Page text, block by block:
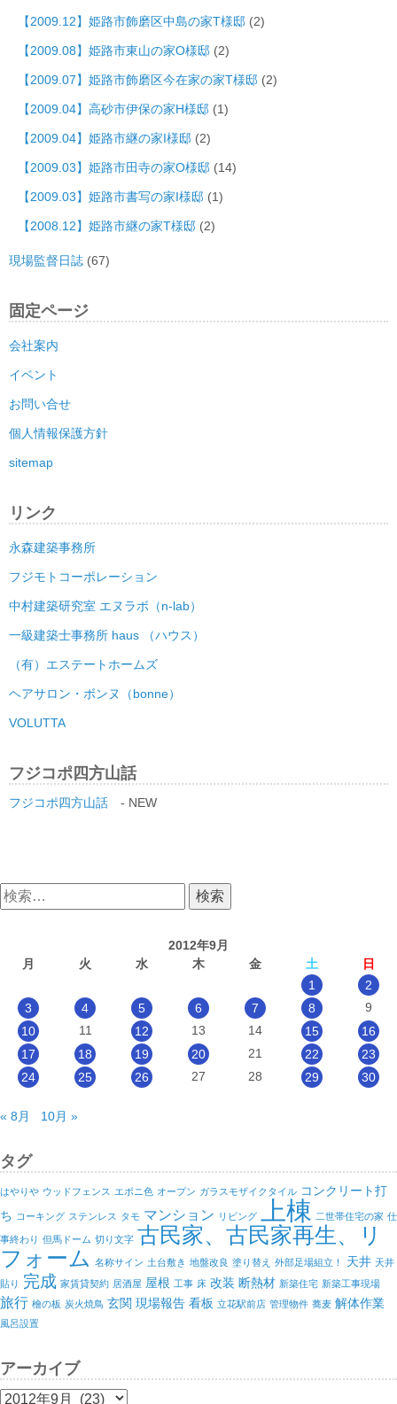
【2009.12】姫路市飾磨区中島の家T様邸 (2)
【2009.08】姫路市東山の家O様邸 (2)
【2009.07】姫路市飾磨区今在家の家T様邸 (2)
【2009.04】高砂市伊保の家H様邸 (1)
【2009.04】姫路市継の家I様邸 (2)
【2009.03】姫路市田寺の家O様邸 (14)
【2009.03】姫路市書写の家I様邸 (1)
【2008.12】姫路市継の家T様邸 (2)
現場監督日誌 (67)
固定ページ
会社案内
イベント
お問い合せ
個人情報保護方針
sitemap
リンク
永森建築事務所
フジモトコーポレーション
中村建築研究室 エヌラボ（n-lab）
一級建築士事務所 haus （ハウス）
（有）エステートホームズ
ヘアサロン・ボンヌ（bonne）
VOLUTTA
フジコポ四方山話
フジコポ四方山話 - NEW
検
索:
2012年9月
月
火 水 木 金 土
日
1
2
3
4 5 6 7 8
9
10
11 12 13 14 15
16
17
18 19 20 21 22
23
24
25 26 27 28 29 30
« 8月 10月 »
タグ
はやりや ウッドフェンス エボニ色 オープン ガラスモザイクタイル コンクリート打
ち コーキング ステンレス タモ マンション リビング 上棟 二世帯住宅の家 仕
事終わり 但馬ドーム 切り文字 古民家、古民家再生、リ
フォーム 名称サイン 土台敷き 地盤改良 塗り替え 外部足場組立！ 天井 天井
貼り 完成 家賃貸契約 居酒屋 屋根 工事 床 改装 断熱材 新築住宅 新築工事現場
旅行 檜の板 炭火焼鳥 玄関 現場報告 看板 立花駅前店 管理物件 蕎麦 解体作業
風呂設置
アーカイブ
ア